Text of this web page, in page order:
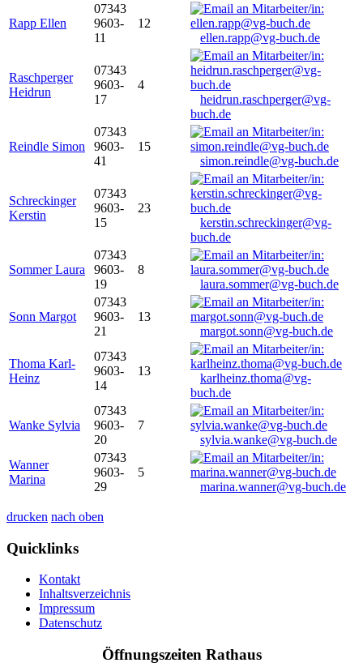
Rapp Ellen
07343
9603-
11
12
ellen.rapp@vg-buch.de
Raschperger
Heidrun
07343
9603-
17
4
heidrun.raschperger@vg-
buch.de
Reindle Simon
07343
9603-
41
15
simon.reindle@vg-buch.de
Schreckinger
Kerstin
07343
9603-
15
23
kerstin.schreckinger@vg-
buch.de
Sommer Laura
07343
9603-
19
8
laura.sommer@vg-buch.de
Sonn Margot
07343
9603-
21
13
margot.sonn@vg-buch.de
Thoma Karl-
Heinz
07343
9603-
14
13
karlheinz.thoma@vg-
buch.de
Wanke Sylvia
07343
9603-
20
7
sylvia.wanke@vg-buch.de
Wanner
Marina
07343
9603-
29
5
marina.wanner@vg-buch.de
drucken nach oben
Quicklinks
Kontakt
Inhaltsverzeichnis
Impressum
Datenschutz
Öffnungszeiten Rathaus